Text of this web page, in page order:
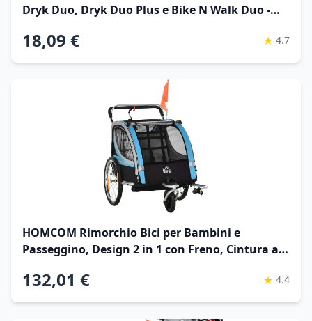
Dryk Duo, Dryk Duo Plus e Bike N Walk Duo -
da Fissare alla Bicicletta - Metallo Nero
18,09 € ★ 4.7
HOMCOM Rimorchio Bici per Bambini e
Passeggino, Design 2 in 1 con Freno, Cintura a 5
Tasche Laterali, Catarifrangenti e Bandierina
132,01 € ★ 4.4